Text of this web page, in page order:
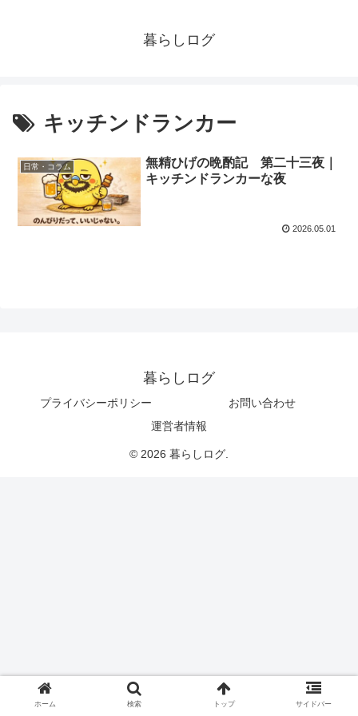
暮らしログ
キッチンドランカー
日常・コラム
無精ひげの晩酌記 第二十三夜｜
キッチンドランカーな夜
2026.05.01
暮らしログ
プライバシーポリシー
お問い合わせ
運営者情報
© 2026 暮らしログ.
ホーム 検索 トップ サイドバー